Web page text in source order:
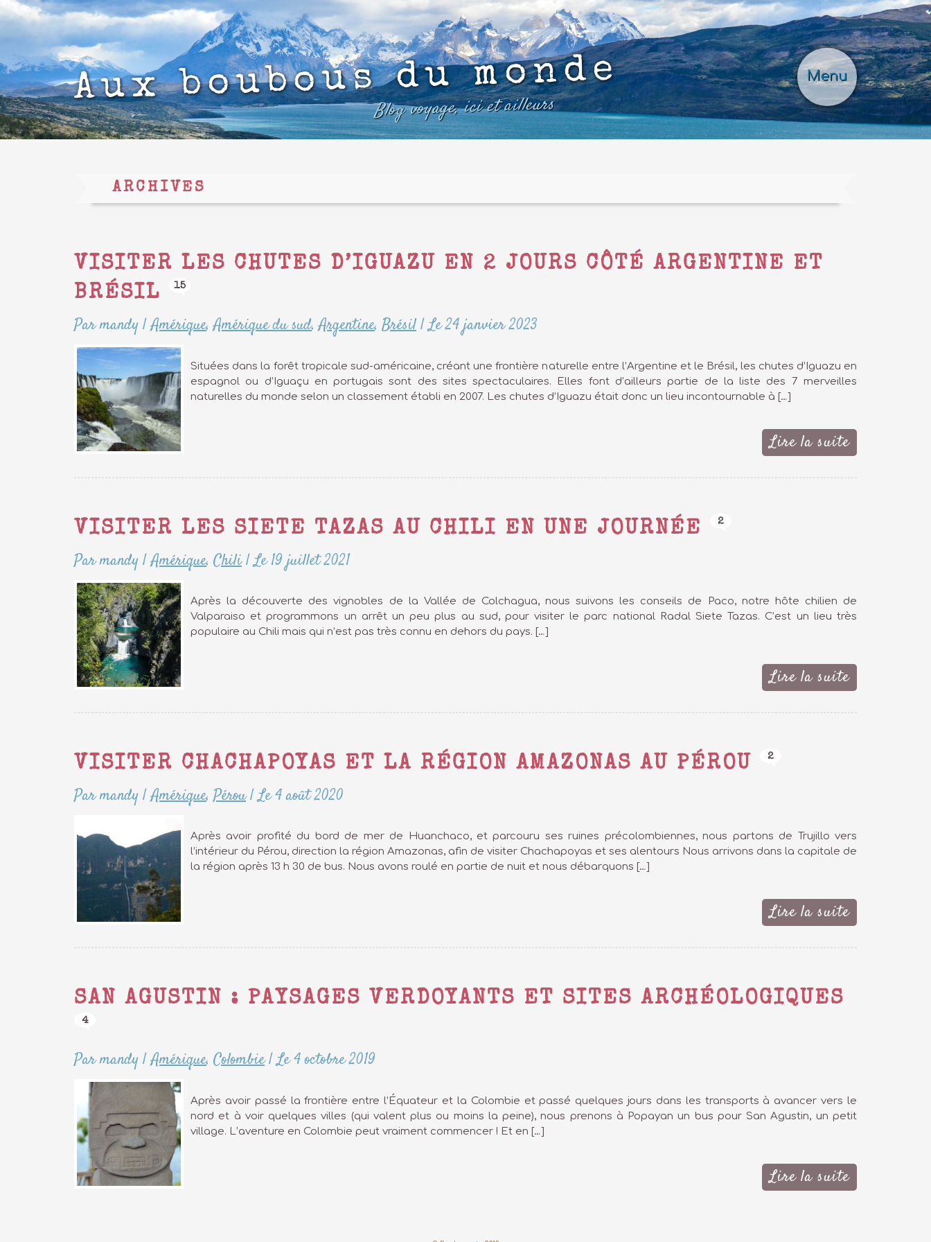
Menu
Aux boubous du monde
Blog voyage, ici et ailleurs
ARCHIVES
VISITER LES CHUTES D’IGUAZU EN 2 JOURS CÔTÉ ARGENTINE ET
BRÉSIL
15
Par mandy|Amérique,Amérique du sud,Argentine, Brésil|Le 24 janvier 2023
Situées dans la forêt tropicale sud-américaine, créant une frontière naturelle entre l’Argentine et le Brésil, les chutes d’Iguazu en
espagnol ou d’Iguaçu en portugais sont des sites spectaculaires. Elles font d’ailleurs partie de la liste des 7 merveilles
naturelles du monde selon un classement établi en 2007. Les chutes d’Iguazu était donc un lieu incontournable à […]
Lire la suite
VISITER LES SIETE TAZAS AU CHILI EN UNE JOURNÉE 2
Par mandy|Amérique, Chili|Le 19 juillet 2021
Après la découverte des vignobles de la Vallée de Colchagua, nous suivons les conseils de Paco, notre hôte chilien de
Valparaiso et programmons un arrêt un peu plus au sud, pour visiter le parc national Radal Siete Tazas. C’est un lieu très
populaire au Chili mais qui n’est pas très connu en dehors du pays. […]
Lire la suite
VISITER CHACHAPOYAS ET LA RÉGION AMAZONAS AU PÉROU 2
Par mandy|Amérique,Pérou|Le 4 août 2020
Après avoir profité du bord de mer de Huanchaco, et parcouru ses ruines précolombiennes, nous partons de Trujillo vers
l’intérieur du Pérou, direction la région Amazonas, afin de visiter Chachapoyas et ses alentours Nous arrivons dans la capitale de
la région après 13 h 30 de bus. Nous avons roulé en partie de nuit et nous débarquons […]
Lire la suite
SAN AGUSTIN : PAYSAGES VERDOYANTS ET SITES ARCHÉOLOGIQUES
4
Par mandy|Amérique, Colombie|Le 4 octobre 2019
Après avoir passé la frontière entre l’Équateur et la Colombie et passé quelques jours dans les transports à avancer vers le
nord et à voir quelques villes (qui valent plus ou moins la peine), nous prenons à Popayan un bus pour San Agustin, un petit
village. L’aventure en Colombie peut vraiment commencer ! Et en […]
Lire la suite